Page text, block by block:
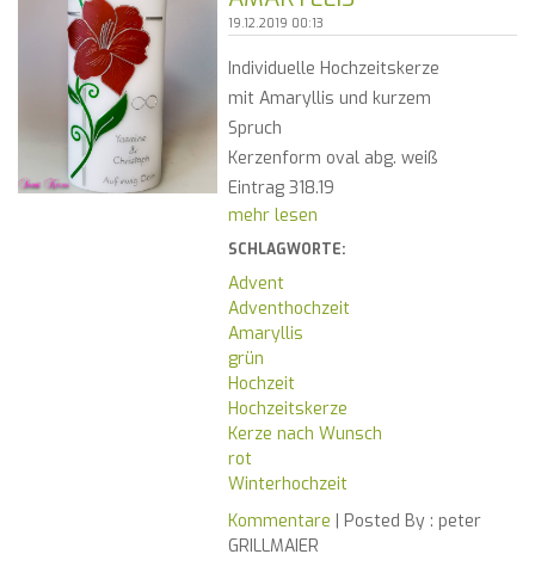
19.12.2019 00:13
Individuelle Hochzeitskerze
mit Amaryllis und kurzem
Spruch
Kerzenform oval abg. weiß
Eintrag 318.19
mehr lesen
SCHLAGWORTE:
Advent
Adventhochzeit
Amaryllis
grün
Hochzeit
Hochzeitskerze
Kerze nach Wunsch
rot
Winterhochzeit
Kommentare | Posted By : peter
GRILLMAIER